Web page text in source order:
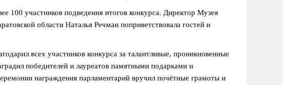
100 участников подведения итогов конкурса. Директор Музея
области Наталья Речман поприветствовала гостей и
всех участников конкурса за талантливые, проникновенные
победителей и лауреатов памятными подарками и
награждения парламентарий вручил почётные грамоты и